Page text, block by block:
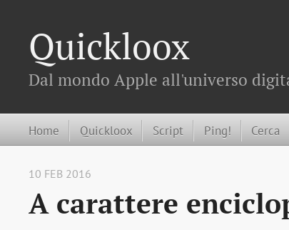
Quickloox
Dal mondo Apple all'universo
Home Quickloox Script Ping! Cerca
10 FEB 2016
A carattere